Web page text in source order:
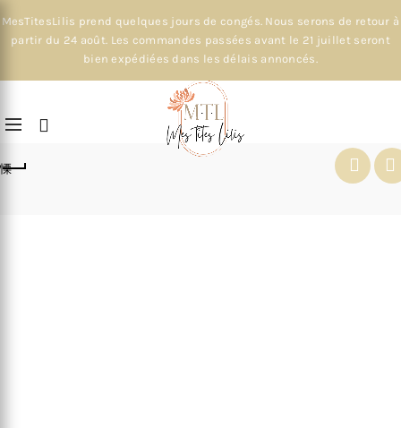
MesTitesLilis prend quelques jours de congés. Nous serons de retour à
partir du 24 août. Les commandes passées avant le 21 juillet seront
bien expédiées dans les délais annoncés.